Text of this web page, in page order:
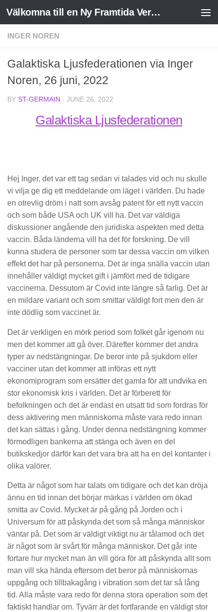
Skip to content Välkomna till en Ny Framtida Verklighet
INGER NOREN
Galaktiska Ljusfederationen via Inger
Noren, 26 juni, 2022
BY ST-GERMAIN · JUNE 26, 2022
Galaktiska Ljusfederationen
Hej Inger, det var ett tag sedan vi talades vid och nu skulle
vi vilja ge dig ett meddelande om läget i världen. Du hade
en otrevlig dröm i natt som avsåg patent för ett nytt vaccin
och som både USA och UK vill ha. Det var väldiga
diskussioner angående den juridiska aspekten med detta
vaccin. Båda länderna vill ha det för forskning. De vill
kunna studera de personer som tar dessa vaccin om vilken
effekt det har på personerna. Det är inga snälla vaccin utan
innehåller väldigt mycket gift i jämfört med de tidigare
vaccinerna. Dessutom är Covid inte längre så farlig. Det är
en mildare variant och som smittar väldigt fort men den är
inte dödlig som vaccinet är.
Det är verkligen en mörk period som folket går igenom nu
men det kommer att gå över. Därefter kommer det andra
typer av nedstängningar. De beror inte på sjukdom eller
vacciner utan det kommer att införas ett nytt
ekonomiprogram som ersätter det gamla för att undvika en
stor ekonomisk kris i världen. Det är förberett för
befolkningen och det är endast en utsatt tid som fordras för
dess aktivering men människorna måste vara redo innan
det kan sättas i gång. Under denna nedstängning kommer
förmodligen bankerna att stänga och även en del
butikskedjor därför kan det vara bra att ha en del kontanter i
olika valörer.
Detta är något som har talats om tidigare och det kan dröja
ännu en tid innan det börjar märkas i världen om ökad
smitta av Covid. Mycket är på gång på Jorden och i
Universum för att påskynda det som så många människor
väntar på. Det som är väldigt viktigt nu är tålamod och det
är något som är svårt för många människor. Det går inte
fortare hur mycket man än vill göra för att påskynda allt som
man vill ska hända eftersom det beror på människornas
uppgång och tillbakagång i vibration som det tar så lång
tid. Alla måste vara redo för denna stora operation som det
faktiskt handlar om. Tyvärr är det fortfarande en väldigt stor